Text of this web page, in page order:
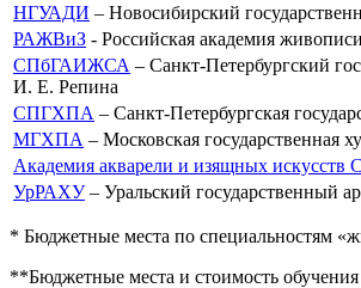
НГУАДИ – Новосибирский
РАЖВиЗ - Российская академия
СПбГАИЖСА – Санкт-Петербургский
И. Е. Репина
СПГХПА – Санкт-Петербургская
МГХПА – Московская государственная
Академия акварели и изящных искусств
УрРАХУ– Уральский государственный
* Бюджетные места по специальностям
**Бюджетные места и стоимость